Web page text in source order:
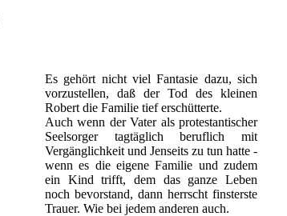
Es gehört nicht viel Fantasie dazu, sich
vorzustellen, daß der Tod des kleinen
Robert die Familie tief erschütterte.
Auch wenn der Vater als protestantischer
Seelsorger tagtäglich beruflich mit
Vergänglichkeit und Jenseits zu tun hatte -
wenn es die eigene Familie und zudem
ein Kind trifft, dem das ganze Leben
noch bevorstand, dann herrscht finsterste
Trauer. Wie bei jedem anderen auch.